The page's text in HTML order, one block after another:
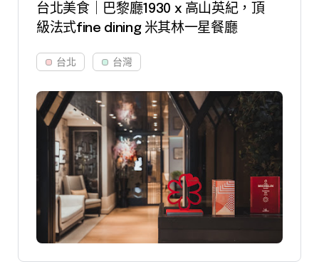
台北美食｜巴黎廳1930 x 高山英紀，頂
級法式fine dining 米其林一星餐廳
台北 台灣